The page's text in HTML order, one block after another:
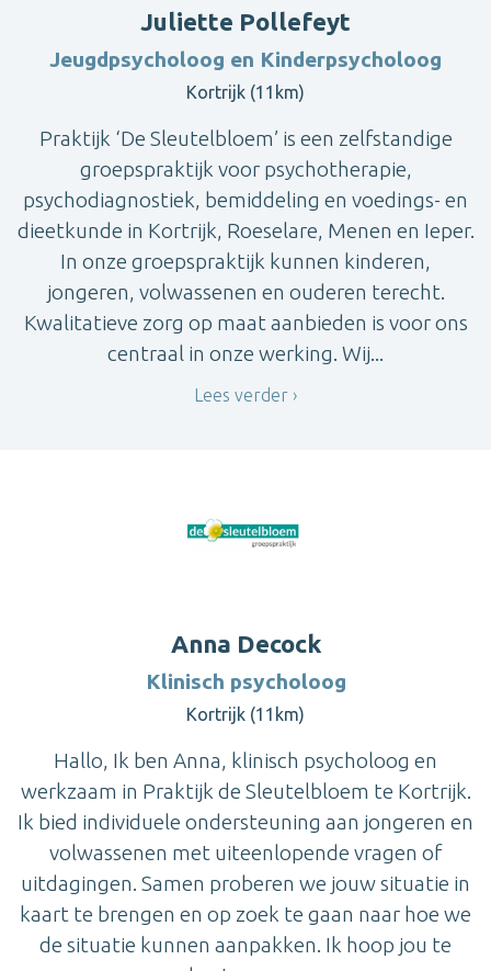
Juliette Pollefeyt
Jeugdpsycholoog en Kinderpsycholoog
Kortrijk (11km)
Praktijk ‘De Sleutelbloem’ is een zelfstandige
groepspraktijk voor psychotherapie,
psychodiagnostiek, bemiddeling en voedings- en
dieetkunde in Kortrijk, Roeselare, Menen en Ieper.
In onze groepspraktijk kunnen kinderen,
jongeren, volwassenen en ouderen terecht.
Kwalitatieve zorg op maat aanbieden is voor ons
centraal in onze werking. Wij...
Lees verder
Anna Decock
Klinisch psycholoog
Kortrijk (11km)
Hallo, Ik ben Anna, klinisch psycholoog en
werkzaam in Praktijk de Sleutelbloem te Kortrijk.
Ik bied individuele ondersteuning aan jongeren en
volwassenen met uiteenlopende vragen of
uitdagingen. Samen proberen we jouw situatie in
kaart te brengen en op zoek te gaan naar hoe we
de situatie kunnen aanpakken. Ik hoop jou te